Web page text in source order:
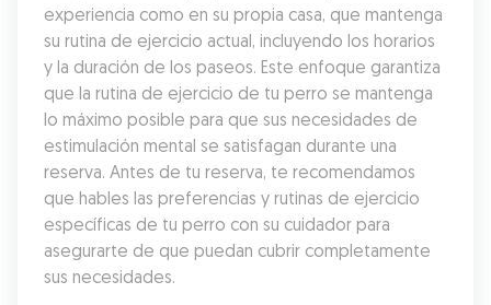
experiencia como en su propia casa, que mantenga
su rutina de ejercicio actual, incluyendo los horarios
y la duración de los paseos. Este enfoque garantiza
que la rutina de ejercicio de tu perro se mantenga
lo máximo posible para que sus necesidades de
estimulación mental se satisfagan durante una
reserva. Antes de tu reserva, te recomendamos
que hables las preferencias y rutinas de ejercicio
específicas de tu perro con su cuidador para
asegurarte de que puedan cubrir completamente
sus necesidades.